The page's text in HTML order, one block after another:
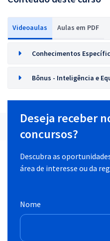
Videoaulas Aulas em PDF
Conhecimentos
Bônus - Inteligência e
Deseja receber
concursos?
Descubra as
área de interesse ou da
Nome